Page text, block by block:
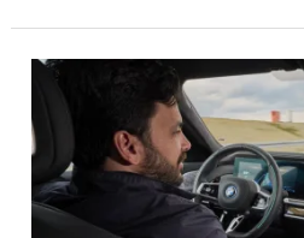
Autonomní
nabourá?
ledna
2026
už
to
nemusí